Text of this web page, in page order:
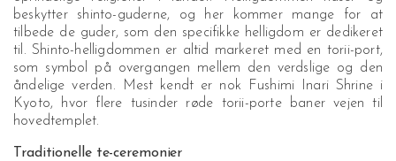
beskytter shinto-guderne, og her kommer mange for at
tilbede de guder, som den specifikke helligdom er dedikeret
til. Shinto-helligdommen er altid markeret med en torii-port,
som symbol på overgangen mellem den verdslige og den
åndelige verden. Mest kendt er nok Fushimi Inari Shrine i
Kyoto, hvor flere tusinder røde torii-porte baner vejen til
hovedtemplet.
Traditionelle te-ceremonier